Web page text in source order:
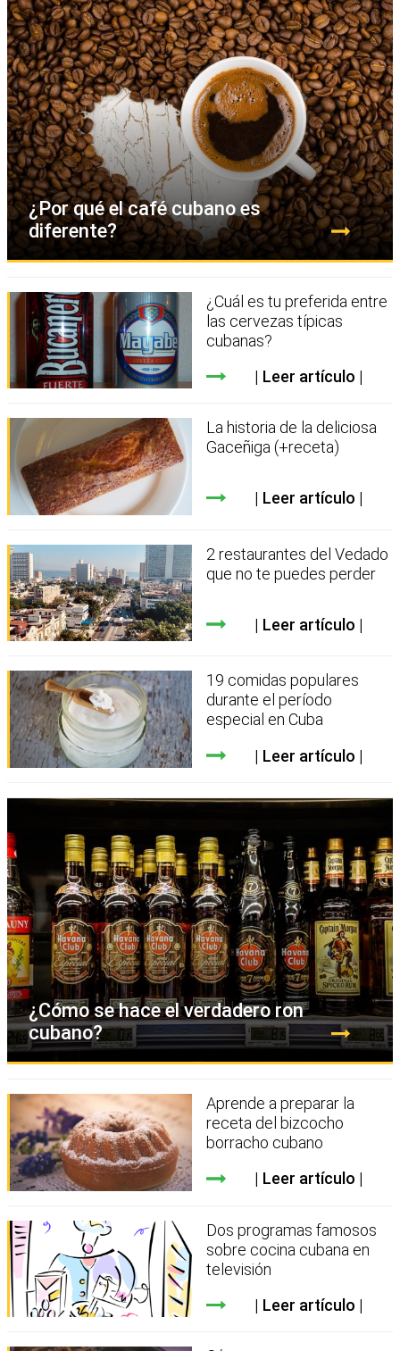
¿Por qué el café cubano es
diferente?
¿Cuál es tu preferida entre
las cervezas típicas
cubanas?
Leer artículo
La historia de la deliciosa
Gaceñiga (+receta)
Leer artículo
2 restaurantes del Vedado
que no te puedes perder
Leer artículo
19 comidas populares
durante el período
especial en Cuba
Leer artículo
¿Cómo se hace el verdadero ron
cubano?
Aprende a preparar la
receta del bizcocho
borracho cubano
Leer artículo
Dos programas famosos
sobre cocina cubana en
televisión
Leer artículo